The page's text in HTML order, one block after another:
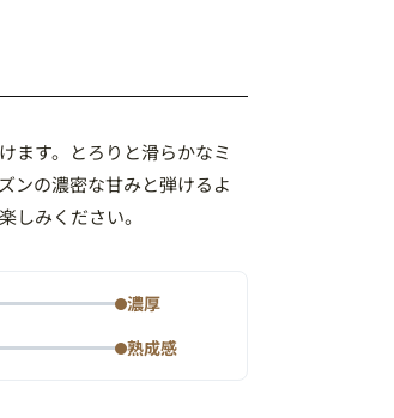
ます。とろりと滑らかなミ
ンの濃密な甘みと弾けるよ
しみください。
濃厚
熟成感